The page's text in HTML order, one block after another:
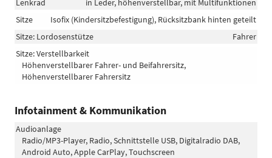
Lenkrad
in Leder, höhenverstellbar, mit Multifunktionen
Sitze
Isofix (Kindersitzbefestigung), Rücksitzbank hinten geteilt
Sitze: Lordosenstütze
Fahrer
Sitze: Verstellbarkeit
Höhenverstellbarer Fahrer- und Beifahrersitz,
Höhenverstellbarer Fahrersitz
Infotainment & Kommunikation
Audioanlage
Radio/MP3-Player, Radio, Schnittstelle USB, Digitalradio DAB,
Android Auto, Apple CarPlay, Touchscreen